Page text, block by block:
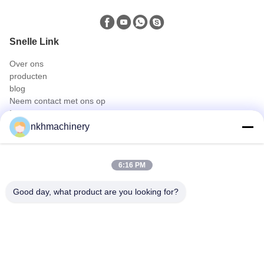
Snelle Link
Over ons
producten
blog
Neem contact met ons op
Producten
Dakpaneel rolvormen machine
Vloer dek rolvormen machine
bevindend naadbroodje dat machine vormt
gording rolvormen machine
nkhmachinery
6:16 PM
Good day, what product are you looking for?